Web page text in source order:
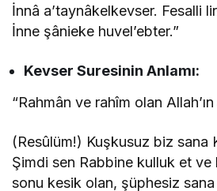
İnnâ a’taynâkelkevser. Fesalli
İnne şânieke huvel’ebter.”
Kevser SuresininAnlamı:
“Rahmân ve rahîm olan Allah’ın
(Resûlüm!) Kuşkusuz biz sana
Şimdi sen Rabbine kulluk et ve
sonu kesik olan, şüphesiz sana